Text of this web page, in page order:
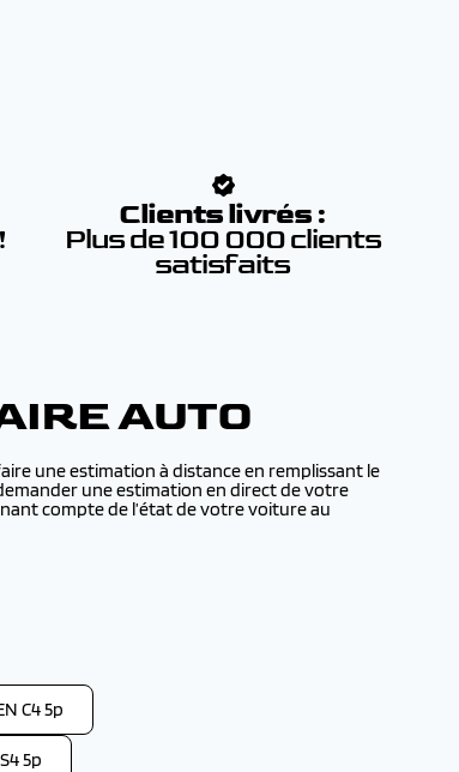
Clients livrés :
Plus de 100 000 clients
satisfaits
AUTO
une estimation à distance en remplissant le
une estimation en direct de votre
compte de l’état de votre voiture au
C4 5p
5p